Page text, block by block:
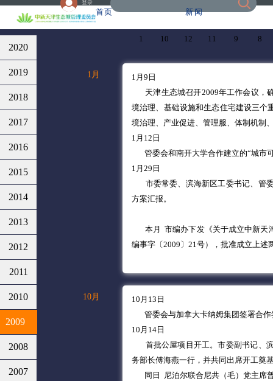
登录
首页 新闻
2020
2019
2018
2017
2016
2015
2014
2013
2012
2011
2010
2009
2008
2007
1 10 12 11 9 8
1月
1月9日
天津生态城召开2009年工作会议，
境治理、基础设施和生态住宅建设三个
境治理、产业促进、管理服、体制机制
1月12日
管委会和南开大学合作建立的“城市
1月29日
市委常委、滨海新区工委书记、管
方案汇报。
本月 市编办下发《关于成立中新天
编事字〔2009〕21号），批准成立上述
10月
10月13日
管委会与加拿大卡纳姆集团签署合作
10月14日
首批公屋项目开工。市委副书记、
务部长傅海燕一行，并共同出席开工奠
同日 尼泊尔联合尼共（毛）党主席